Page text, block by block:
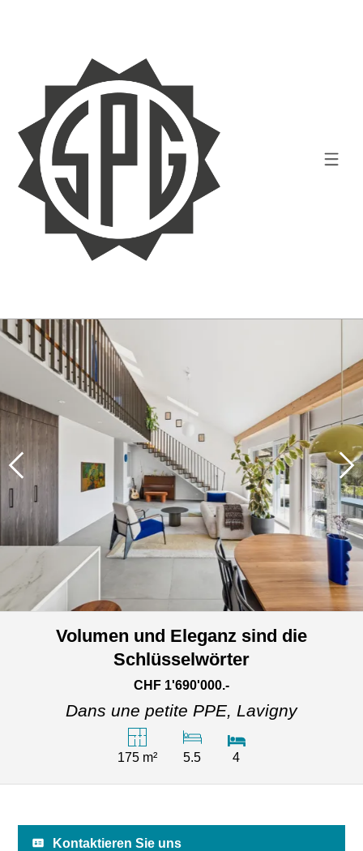
Volumen und Eleganz sind die
Schlüsselwörter
CHF 1'690'000.-
Dans une petite PPE, Lavigny
175 m² 5.5 4
Kontaktieren Sie uns